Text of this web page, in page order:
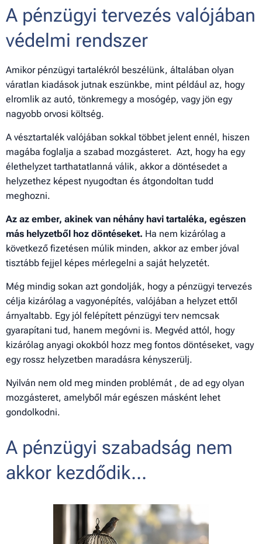
A pénzügyi tervezés valójában
védelmi rendszer
Amikor pénzügyi tartalékról beszélünk, általában olyan
váratlan kiadások jutnak eszünkbe, mint például az, hogy
elromlik az autó, tönkremegy a mosógép, vagy jön egy
nagyobb orvosi költség.
A vésztartalék valójában sokkal többet jelent ennél, hiszen
magába foglalja a szabad mozgásteret. Azt, hogy ha egy
élethelyzet tarthatatlanná válik, akkor a döntésedet a
helyzethez képest nyugodtan és átgondoltan tudd
meghozni.
Az az ember, akinek van néhány havi tartaléka, egészen
más helyzetből hoz döntéseket. Ha nem kizárólag a
következő fizetésen múlik minden, akkor az ember jóval
tisztább fejjel képes mérlegelni a saját helyzetét.
Még mindig sokan azt gondolják, hogy a pénzügyi tervezés
célja kizárólag a vagyonépítés, valójában a helyzet ettől
árnyaltabb. Egy jól felépített pénzügyi terv nemcsak
gyarapítani tud, hanem megóvni is. Megvéd attól, hogy
kizárólag anyagi okokból hozz meg fontos döntéseket, vagy
egy rossz helyzetben maradásra kényszerülj.
Nyilván nem old meg minden problémát , de ad egy olyan
mozgásteret, amelyből már egészen másként lehet
gondolkodni.
A pénzügyi szabadság nem
akkor kezdődik...